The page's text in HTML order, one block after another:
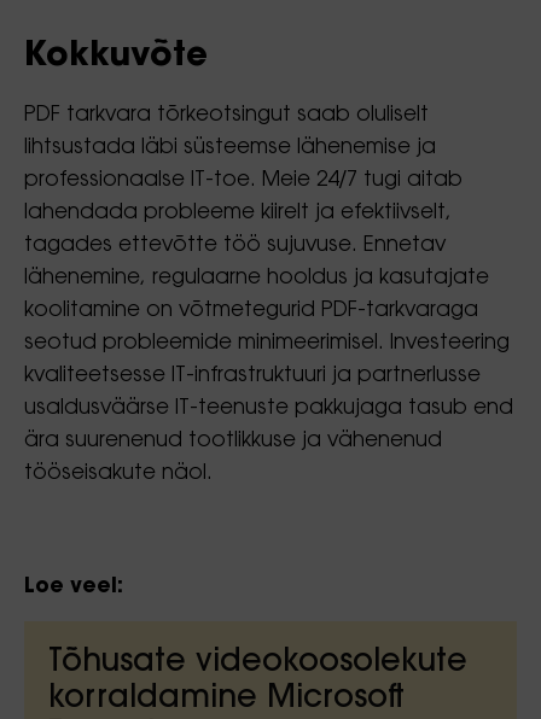
Kokkuvõte
PDF tarkvara tõrkeotsingut saab oluliselt
lihtsustada läbi süsteemse lähenemise ja
professionaalse IT-toe. Meie 24/7 tugi aitab
lahendada probleeme kiirelt ja efektiivselt,
tagades ettevõtte töö sujuvuse. Ennetav
lähenemine, regulaarne hooldus ja kasutajate
koolitamine on võtmetegurid PDF-tarkvaraga
seotud probleemide minimeerimisel. Investeering
kvaliteetsesse IT-infrastruktuuri ja partnerlusse
usaldusväärse IT-teenuste pakkujaga tasub end
ära suurenenud tootlikkuse ja vähenenud
tööseisakute näol.
Loe veel:
Tõhusate videokoosolekute
korraldamine Microsoft